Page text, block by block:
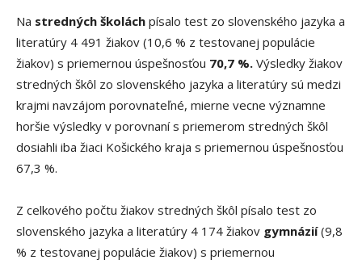
Na stredných školách písalo test zo slovenského jazyka a
literatúry 4 491 žiakov (10,6 % z testovanej populácie
žiakov) s priemernou úspešnosťou 70,7 %. Výsledky žiakov
stredných škôl zo slovenského jazyka a literatúry sú medzi
krajmi navzájom porovnateľné, mierne vecne významne
horšie výsledky v porovnaní s priemerom stredných škôl
dosiahli iba žiaci Košického kraja s priemernou úspešnosťou
67,3 %.
Z celkového počtu žiakov stredných škôl písalo test zo
slovenského jazyka a literatúry 4 174 žiakov gymnázií(9,8
% z testovanej populácie žiakov) s priemernou